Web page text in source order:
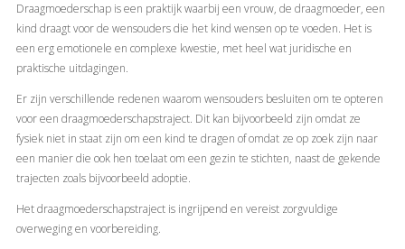
Draagmoederschap is een praktijk waarbij een vrouw, de draagmoeder, een
kind draagt voor de wensouders die het kind wensen op te voeden. Het is
een erg emotionele en complexe kwestie, met heel wat juridische en
praktische uitdagingen.
Er zijn verschillende redenen waarom wensouders besluiten om te opteren
voor een draagmoederschapstraject. Dit kan bijvoorbeeld zijn omdat ze
fysiek niet in staat zijn om een kind te dragen of omdat ze op zoek zijn naar
een manier die ook hen toelaat om een gezin te stichten, naast de gekende
trajecten zoals bijvoorbeeld adoptie.
Het draagmoederschapstraject is ingrijpend en vereist zorgvuldige
overweging en voorbereiding.